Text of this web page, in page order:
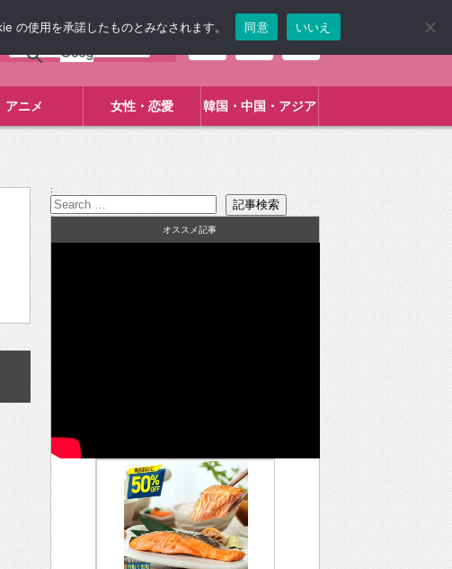
アニメ 女性・恋愛 韓国・中国・アジア
:
オススメ記事
の使用を承諾したものとみなされます。 同意 いいえ